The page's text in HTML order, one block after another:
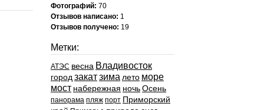
Фотографий: 70
Отзывов написано: 1
Отзывов получено: 19
Метки:
АТЭС весна Владивосток
город закатзима лето море
мост набережная ночьОсень
панорама пляж порт Приморский